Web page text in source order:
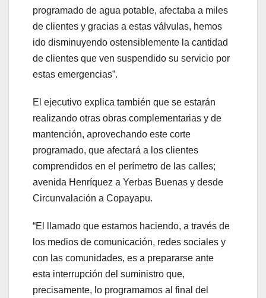
programado de agua potable, afectaba a miles
de clientes y gracias a estas válvulas, hemos
ido disminuyendo ostensiblemente la cantidad
de clientes que ven suspendido su servicio por
estas emergencias”.
El ejecutivo explica también que se estarán
realizando otras obras complementarias y de
mantención, aprovechando este corte
programado, que afectará a los clientes
comprendidos en el perímetro de las calles;
avenida Henríquez a Yerbas Buenas y desde
Circunvalación a Copayapu.
“El llamado que estamos haciendo, a través de
los medios de comunicación, redes sociales y
con las comunidades, es a prepararse ante
esta interrupción del suministro que,
precisamente, lo programamos al final del